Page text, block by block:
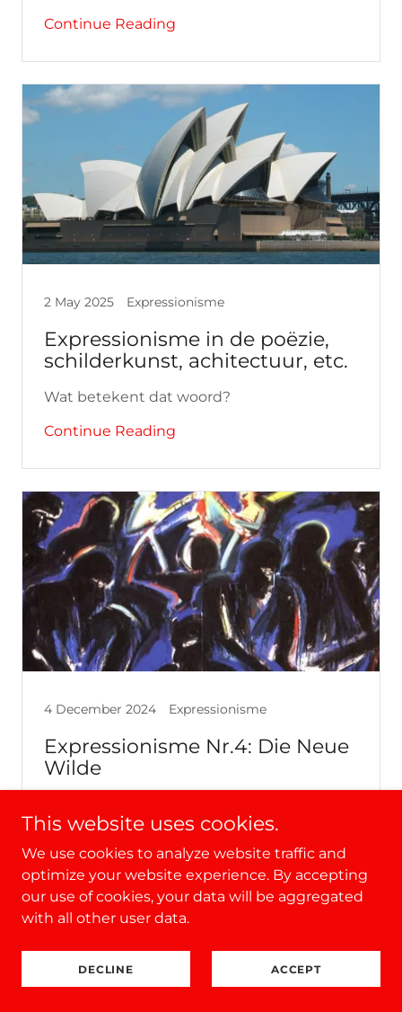
Continue Reading
2 May 2025 Expressionisme
Expressionisme in de poëzie,
schilderkunst, achitectuur, etc.
Wat betekent dat woord?
Continue Reading
4 December 2024 Expressionisme
Expressionisme Nr.4: Die Neue
Wilde
This website uses cookies.
We use cookies to analyze website traffic and
optimize your website experience. By accepting
our use of cookies, your data will be aggregated
with all other user data.
DECLINE ACCEPT